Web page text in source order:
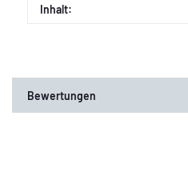
Inhalt:
Bewertungen